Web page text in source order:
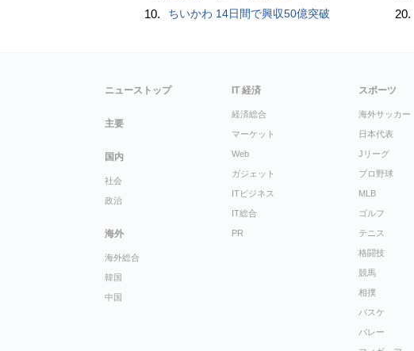
10. ちいかわ 14日間で興収50億突破 20.
ニューストップ
主要
国内
社会
政治
海外
海外総合
韓国
中国
IT 経済
経済総合
マーケット
Web
ガジェット
ITビジネス
IT総合
PR
スポーツ
海外サッカー
日本代表
Jリーグ
プロ野球
MLB
ゴルフ
テニス
格闘技
競馬
相撲
バスケ
バレー